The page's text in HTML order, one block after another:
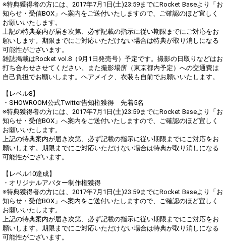
※特典獲得者の方には、2017年7月1日(土)23:59までにRocket Baseより「お
知らせ・受信BOX」へ案内をご送付いたしますので、ご確認のほど宜しく
お願いいたします。
上記の特典案内が届き次第、必ず記載の指示に従い期限までにご対応をお
願いします。期限までにご対応いただけない場合は特典が取り消しになる
可能性がございます。
雑誌掲載はRocket vol.8（9月1日発売号）予定です。撮影の日取りなどはお
打ち合わせさせてください。また撮影場所（東京都内予定）への交通費は
自己負担でお願いします。ヘアメイク、衣装も自前でお願いいたします。
【レベル8】
・SHOWROOM公式Twitter告知権獲得 先着5名
※特典獲得者の方には、2017年7月1日(土)23:59までにRocket Baseより「お
知らせ・受信BOX」へ案内をご送付いたしますので、ご確認のほど宜しく
お願いいたします。
上記の特典案内が届き次第、必ず記載の指示に従い期限までにご対応をお
願いします。期限までにご対応いただけない場合は特典が取り消しになる
可能性がございます。
【レベル10達成】
・オリジナルアバター制作権獲得
※特典獲得者の方には、2017年7月1日(土)23:59までにRocket Baseより「お
知らせ・受信BOX」へ案内をご送付いたしますので、ご確認のほど宜しく
お願いいたします。
上記の特典案内が届き次第、必ず記載の指示に従い期限までにご対応をお
願いします。期限までにご対応いただけない場合は特典が取り消しになる
可能性がございます。